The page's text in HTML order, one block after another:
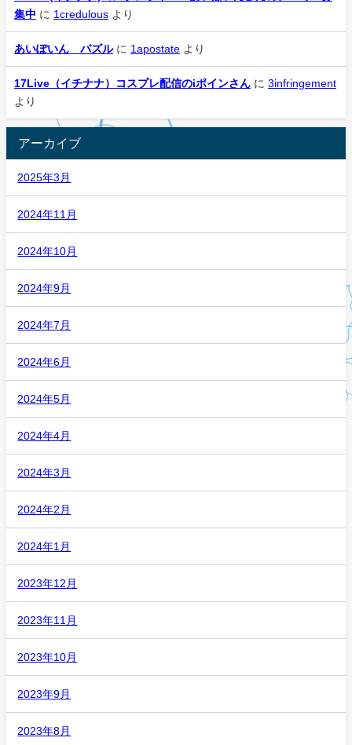
集中 に 1credulous より
あいぽいん パズルに 1apostate より
17Live（イチナナ）コスプレ配信のiポインさん に 3infringement
より
アーカイブ
2025年3月
2024年11月
2024年10月
2024年9月
2024年7月
2024年6月
2024年5月
2024年4月
2024年3月
2024年2月
2024年1月
2023年12月
2023年11月
2023年10月
2023年9月
2023年8月